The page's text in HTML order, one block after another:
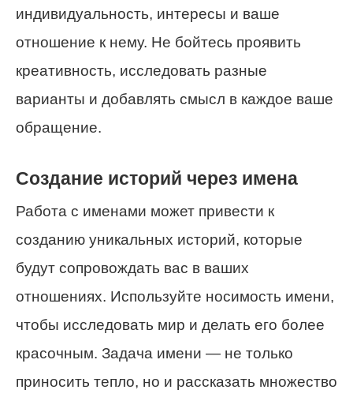
индивидуальность, интересы и ваше
отношение к нему. Не бойтесь проявить
креативность, исследовать разные
варианты и добавлять смысл в каждое ваше
обращение.
Создание историй через имена
Работа с именами может привести к
созданию уникальных историй, которые
будут сопровождать вас в ваших
отношениях. Используйте носимость имени,
чтобы исследовать мир и делать его более
красочным. Задача имени — не только
приносить тепло, но и рассказать множество